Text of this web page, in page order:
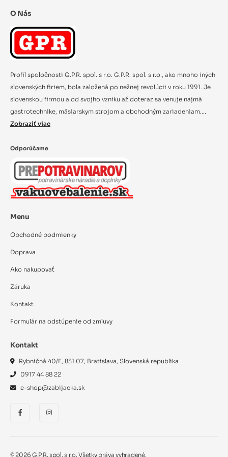
O Nás
Profil spoločnosti G.P.R. spol. s r.o. G.P.R. spol. s r.o., ako mnoho iných
slovenských firiem, bola založená po nežnej revolúcii v roku 1991. Je
slovenskou firmou a od svojho vzniku až doteraz sa venuje najmä
gastrotechnike, mäsiarskym strojom a obchodným zariadeniam....
Zobraziť viac
Odporúčame
Menu
Obchodné podmienky
Doprava
Ako nakupovať
Záruka
Kontakt
Formulár na odstúpenie od zmluvy
Kontakt
Rybničná 40/E, 831 07, Bratislava, Slovenská republika
0917 44 88 22
e-shop@zabijacka.sk
© 2026 G.P.R. spol. s r.o. Všetky práva vyhradené.